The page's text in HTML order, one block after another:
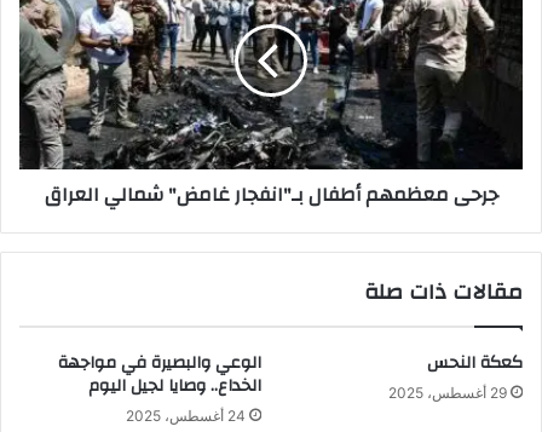
أطفال
بـ"انفجار
غامض"
شمالي
جرحى معظمهم أطفال بـ"انفجار غامض" شمالي العراق
مقالات ذات صلة
كعكة النحس
29 أغسطس، 2025
الوعي والبصيرة في مواجهة
الخداع.. وصايا لجيل اليوم
24 أغسطس، 2025